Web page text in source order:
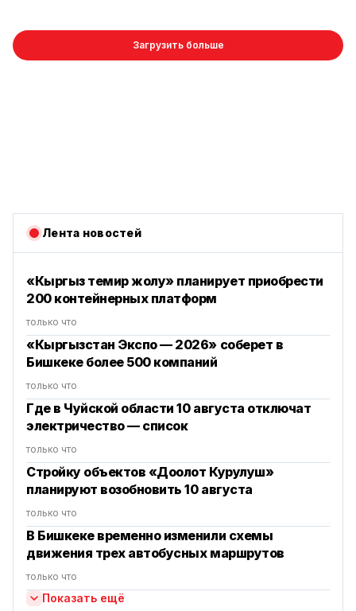
Загрузить больше
Лента новостей
«Кыргыз темир жолу» планирует приобрести
200 контейнерных платформ
только что
«Кыргызстан Экспо — 2026» соберет в
Бишкеке более 500 компаний
только что
Где в Чуйской области 10 августа отключат
электричество — список
только что
Стройку объектов «Доолот Курулуш»
планируют возобновить 10 августа
только что
В Бишкеке временно изменили схемы
движения трех автобусных маршрутов
только что
Показать ещё